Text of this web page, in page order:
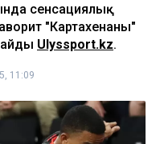
сенсациялық
"Картахенаны"
Ulyssport.kz.
11:09